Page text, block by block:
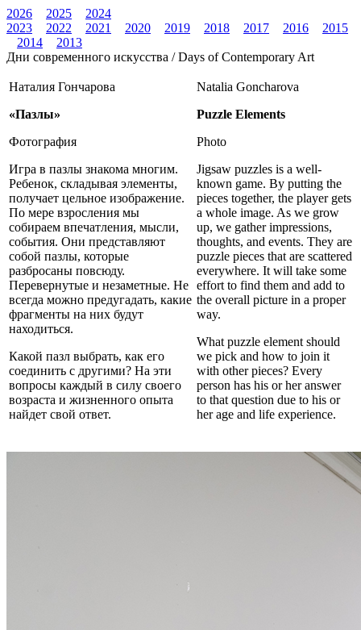
2026 2025
2024
2023
2022 2021 2020 2019 2018 2017 2016
2015
2014
2013
Дни современного искусства / Days of Contemporary Art
Наталия Гончарова
«Пазлы»
Фотография
Игра в пазлы знакома многим.
Ребенок, складывая элементы,
получает цельное изображение.
По мере взросления мы
собираем впечатления, мысли,
события. Они представляют
собой пазлы, которые
разбросаны повсюду.
Перевернутые и незаметные. Не
всегда можно предугадать, какие
фрагменты на них будут
находиться.
Какой пазл выбрать, как его
соединить с другими? На эти
вопросы каждый в силу своего
возраста и жизненного опыта
найдет свой ответ.
Natalia Goncharova
Puzzle Elements
Photo
Jigsaw puzzles is a well-
known game. By putting the
pieces together, the player gets
a whole image. As we grow
up, we gather impressions,
thoughts, and events. They are
puzzle pieces that are scattered
everywhere. It will take some
effort to find them and add to
the overall picture in a proper
way.
What puzzle element should
we pick and how to join it
with other pieces? Every
person has his or her answer
to that question due to his or
her age and life experience.⁠